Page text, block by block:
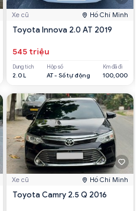
Xe cũ Hồ Chí Minh
Toyota Innova 2.0 AT 2019
545 triệu
Dung tích
2.0 L
Hộp số
AT - Số tự động
Km đã đi
100,000
Xe cũ Hồ Chí Minh
Toyota Camry 2.5 Q 2016